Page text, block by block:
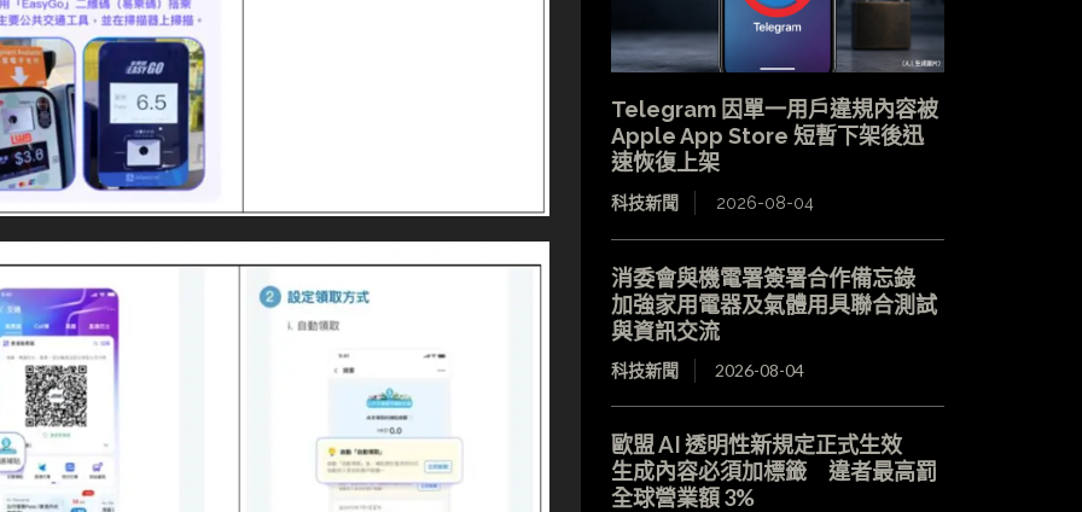
Telegram 因單一用戶違規內容被
Apple App Store 短暫下架後迅
速恢復上架
科技新聞 2026-08-04
消委會與機電署簽署合作備忘錄
加強家用電器及氣體用具聯合測試
與資訊交流
科技新聞 2026-08-04
歐盟 AI 透明性新規定正式生效
生成內容必須加標籤 違者最高罰
全球營業額 3%